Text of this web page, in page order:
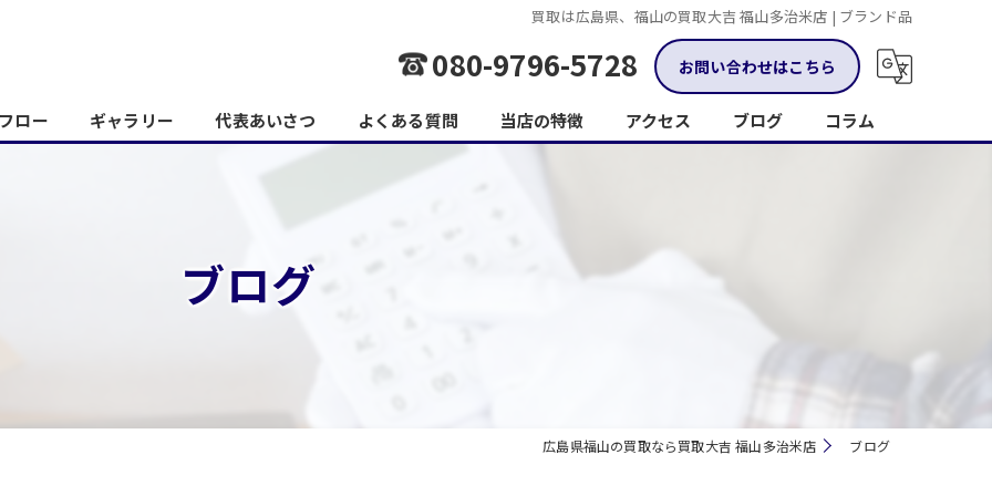
買取は広島県、福山の買取大吉 福山多治米店 | ブランド品
080-9796-5728 お問い合わせはこちら
ロー ギャラリー 代表あいさつ よくある質問 当店の特徴
ブランド品
トレーディングカード
アクセス ブログ コラム
ブログ
広島県福山の買取なら買取大吉 福山多治米店 ブログ